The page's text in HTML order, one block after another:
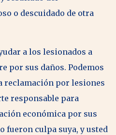
o descuidado de otra
a los lesionados a
por sus daños. Podemos
reclamación por lesiones
responsable para
económica por sus
fueron culpa suya, y usted